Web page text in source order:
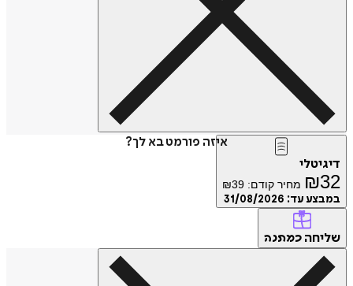
איזה פורמט בא לך?
דיגיטלי
₪32 מחיר קודם: ₪39
במבצע עד: 31/08/2026
שליחה כמתנה